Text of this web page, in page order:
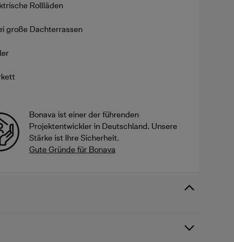
Rollläden
große Dachterrassen
Bonava ist einer der führenden
Projektentwickler in Deutschland. Unsere
Stärke ist Ihre Sicherheit.
Gute Gründe für Bonava